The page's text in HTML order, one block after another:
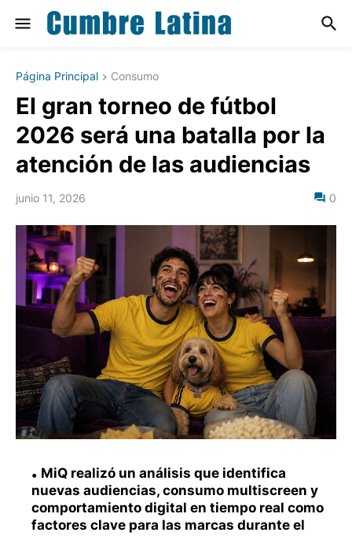
Página Principal Consumo
El gran torneo de fútbol
2026 será una batalla por la
atención de las audiencias
junio 11, 2026 0
MiQ realizó un análisis que identifica
nuevas audiencias, consumo multiscreen y
comportamiento digital en tiempo real como
factores clave para las marcas durante el